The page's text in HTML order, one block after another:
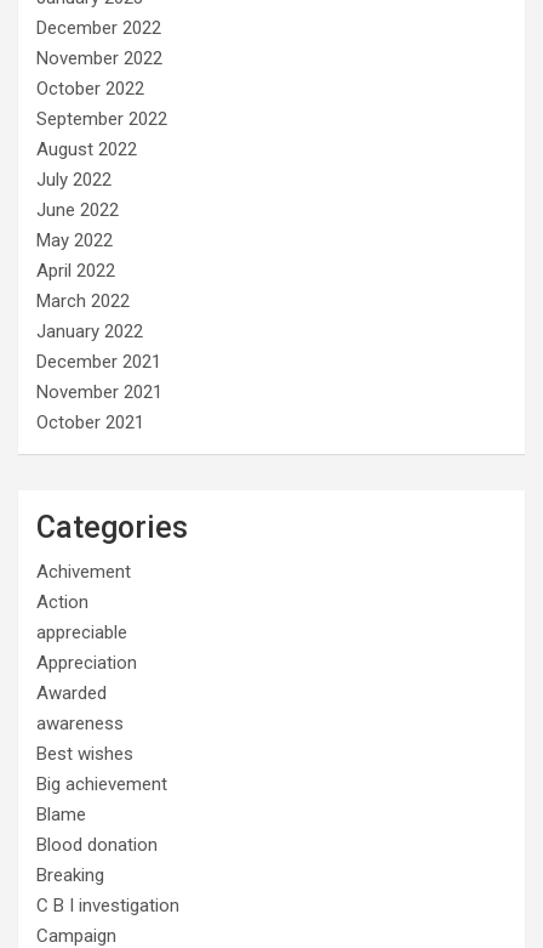
December 2022
November 2022
October 2022
September 2022
August 2022
July 2022
June 2022
May 2022
April 2022
March 2022
January 2022
December 2021
November 2021
October 2021
Categories
Achivement
Action
appreciable
Appreciation
Awarded
awareness
Best wishes
Big achievement
Blame
Blood donation
Breaking
C B I investigation
Campaign